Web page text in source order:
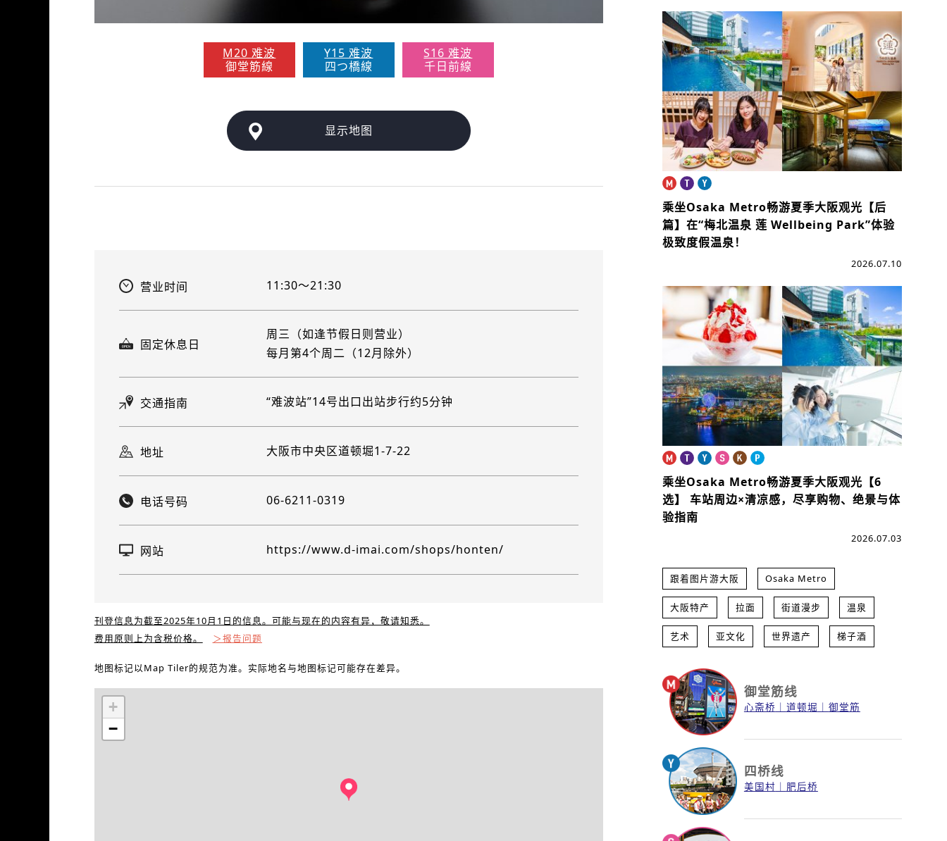
M20 难波
御堂筋線
Y15 难波
四つ橋線
S16 难波
千日前線
显示地图
营业时间 11:30～21:30
固定休息日
周三（如逢节假日则营业）
每月第4个周二（12月除外）
交通指南 “难波站”14号出口出站步行约5分钟
地址 大阪市中央区道顿堀1-7-22
电话号码 06-6211-0319
网站 https://www.d-imai.com/shops/honten/
刊登信息为截至2025年10月1日的信息。可能与现在的内容有异，敬请知悉。
费用原则上为含税价格。
＞报告问题
地图标记以Map Tiler的规范为准。实际地名与地图标记可能存在差异。
+
−
乘坐Osaka Metro畅游夏季大阪观光【后
篇】在“梅北温泉 莲 Wellbeing Park”体验
极致度假温泉！
2026.07.10
乘坐Osaka Metro畅游夏季大阪观光【6
选】
车站周边×清凉感，尽享购物、绝景与体
验指南
2026.07.03
跟着图片游大阪 Osaka Metro
大阪特产 拉面 街道漫步 温泉
艺术 亚文化 世界遗产 梯子酒
御堂筋线
心斋桥 道顿堀 御堂筋
四桥线
美国村 肥后桥